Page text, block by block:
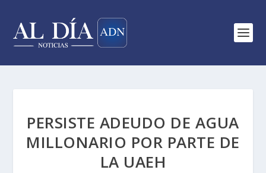
PERSISTE ADEUDO DE AGUA
MILLONARIO POR PARTE DE
LA UAEH